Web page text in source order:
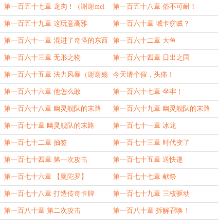
人散茶微凉老板的打赏）
第一百五十七章 龙肉！（谢谢mel
老板的打赏）
第一百五十八章 俗不可耐！
第一百五十九章 这玩意高雅 第一百六十章 域卡窃贼？
第一百六十一章 混进了奇怪的东西 第一百六十二章 大鱼
第一百六十三章 无形之物 第一百六十四章 日出之国
第一百六十五章 法力风暴（谢谢殇
人心1老板的5000起点币）
今天请个假，头痛！
第一百六十六章 他怎么敢 第一百六十七章 坐牢！
第一百六十八章 幽灵舰队的末路
（一）
第一百六十九章 幽灵舰队的末路
（二）
第一百七十章 幽灵舰队的末路
（三）
第一百七十一章 冰龙
第一百七十二章 抽签 第一百七十三章 时代变了
第一百七十四章 第一次攻击 第一百七十五章 送快递
第一百七十六章 【曼陀罗】 第一百七十七章 献祭
第一百七十八章 打造传奇卡牌 第一百七十九章 三核驱动
第一百八十章 第二次攻击 第一百八十章 拆解召唤！